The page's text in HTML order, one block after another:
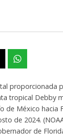
proporcionada
tropical Debby
de México hacia
de 2024.
de